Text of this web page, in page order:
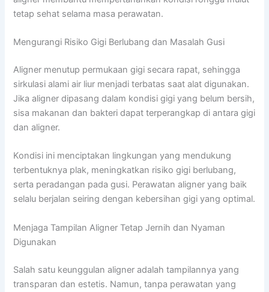
tetap sehat selama masa perawatan.
Mengurangi Risiko Gigi Berlubang dan Masalah Gusi
Aligner menutup permukaan gigi secara rapat, sehingga
sirkulasi alami air liur menjadi terbatas saat alat digunakan.
Jika aligner dipasang dalam kondisi gigi yang belum bersih,
sisa makanan dan bakteri dapat terperangkap di antara gigi
dan aligner.
Kondisi ini menciptakan lingkungan yang mendukung
terbentuknya plak, meningkatkan risiko gigi berlubang,
serta peradangan pada gusi. Perawatan aligner yang baik
selalu berjalan seiring dengan kebersihan gigi yang optimal.
Menjaga Tampilan Aligner Tetap Jernih dan Nyaman
Digunakan
Salah satu keunggulan aligner adalah tampilannya yang
transparan dan estetis. Namun, tanpa perawatan yang